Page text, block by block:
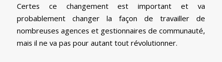
Certes ce changement est important et va
probablement changer la façon de travailler de
nombreuses agences et gestionnaires de communauté,
mais il ne va pas pour autant tout révolutionner.